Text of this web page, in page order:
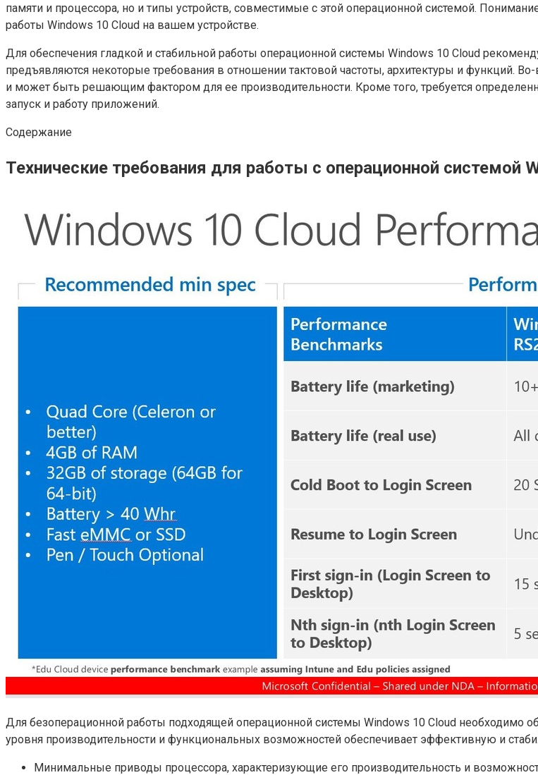
памяти и процессора, но и типы устройств, совместимые с этой операционной системой.
работы Windows 10 Cloud на вашем устройстве.
Для обеспечения гладкой и стабильной работы операционной системы Windows 10 Cloud
предъявляются некоторые требования в отношении тактовой частоты, архитектуры и функций.
и может быть решающим фактором для ее производительности. Кроме того, требуется
запуск и работу приложений.
Содержание
Технические требования для работы с операционной системой
Для безоперационной работы подходящей операционной системы Windows 10 Cloud необходимо
уровня производительности и функциональных возможностей обеспечивает эффективную и
Минимальные приводы процессора, характеризующие его производительность и